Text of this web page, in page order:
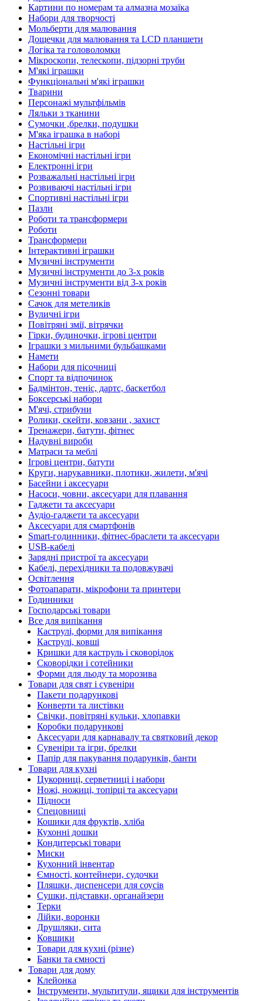
Картини по номерам та алмазна мозаїка
Набори для творчості
Мольберти для малювання
Дощечки для малювання та LCD планшети
Логіка та головоломки
Мікроскопи, телескопи, підзорні труби
М'які іграшки
Функціональні м'які іграшки
Тварини
Персонажі мультфільмів
Ляльки з тканини
Сумочки ,брелки, подушки
М'яка іграшка в наборі
Настільні ігри
Економічні настільні ігри
Електронні ігри
Розважальні настільні ігри
Розвиваючі настільні ігри
Спортивні настільні ігри
Пазли
Роботи та трансформери
Роботи
Трансформери
Інтерактивні іграшки
Музичні інструменти
Музичні інструменти до 3-х років
Музичні інструменти від 3-х років
Сезонні товари
Сачок для метеликів
Вуличні ігри
Повітряні змії, вітрячки
Гірки, будиночки, ігрові центри
Іграшки з мильними бульбашками
Намети
Набори для пісочниці
Спорт та відпочинок
Бадмінтон, теніс, дартс, баскетбол
Боксерські набори
М'ячі, стрибуни
Ролики, скейти, ковзани , захист
Тренажери, батути, фітнес
Надувні вироби
Матраси та меблі
Ігрові центри, батути
Круги, нарукавники, плотики, жилети, м'ячі
Басейни і аксесуари
Насоси, човни, аксесуари для плавання
Гаджети та аксесуари
Аудіо-гаджети та аксесуари
Аксесуари для смартфонів
Smart-годинники, фітнес-браслети та аксесуари
USB-кабелі
Зарядні пристрої та аксесуари
Кабелі, перехідники та подовжувачі
Освітлення
Фотоапарати, мікрофони та принтери
Годинники
Господарські товари
Все для випікання
Каструлі, форми для випікання
Каструлі, ковші
Кришки для каструль і сковорідок
Сковорідки і сотейники
Форми для льоду та морозива
Товари для свят і сувеніри
Пакети подарункові
Конверти та листівки
Свічки, повітряні кульки, хлопавки
Коробки подарункові
Аксесуари для карнавалу та святковий декор
Сувеніри та ігри, брелки
Папір для пакування подарунків, банти
Товари для кухні
Цукорниці, серветниці і набори
Ножі, ножиці, топірці та аксесуари
Підноси
Спецовниці
Кошики для фруктів, хліба
Кухонні дошки
Кондитерські товари
Миски
Кухонний інвентар
Ємності, контейнери, судочки
Пляшки, диспенсери для соусів
Сушки, підставки, органайзери
Терки
Лійки, воронки
Друшляки, сита
Ковшики
Товари для кухні (різне)
Банки та ємності
Товари для дому
Клейонка
Інструменти, мультитули, ящики для інструментів